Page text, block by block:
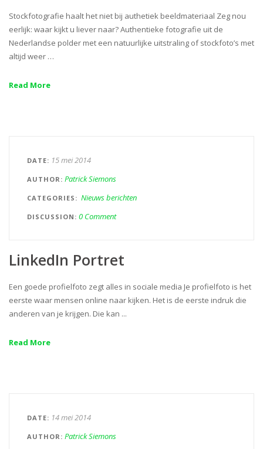
Stockfotografie haalt het niet bij authetiek beeldmateriaal Zeg nou
eerlijk: waar kijkt u liever naar? Authentieke fotografie uit de
Nederlandse polder met een natuurlijke uitstraling of stockfoto’s met
altijd weer …
Read More
DATE 15 mei 2014
AUTHOR Patrick Siemons
CATEGORIES Nieuws berichten
DISCUSSION 0 Comment
LinkedIn Portret
Een goede profielfoto zegt alles in sociale media Je profielfoto is het
eerste waar mensen online naar kijken. Het is de eerste indruk die
anderen van je krijgen. Die kan ...
Read More
DATE 14 mei 2014
AUTHOR Patrick Siemons